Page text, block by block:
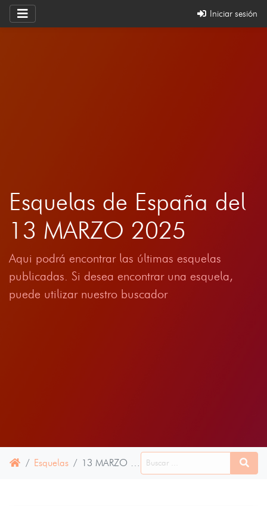
Iniciar sesión
Esquelas de España del
13 MARZO 2025
Aqui podrá encontrar las últimas esquelas
publicadas. Si desea encontrar una esquela,
puede utilizar nuestro buscador
Esquelas 13 MARZO 2025